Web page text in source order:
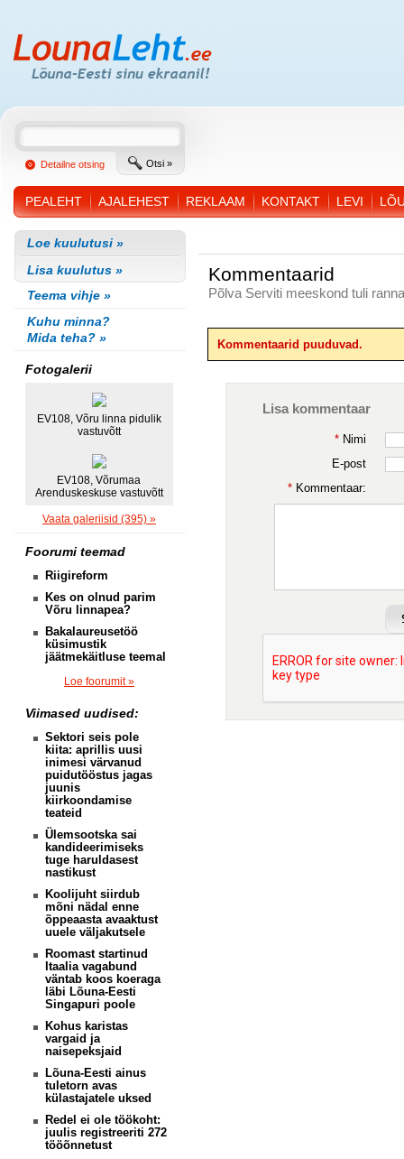
Detailne otsing Otsi »
PEALEHT AJALEHEST REKLAAM KONTAKT LEVI
Loe kuulutusi »
Lisa kuulutus »
Teema vihje »
Kuhu minna?
Mida teha? »
Fotogalerii
EV108, Võru linna pidulik
vastuvõtt
EV108, Võrumaa
Arenduskeskuse vastuvõtt
Vaata galeriisid (395) »
Foorumi teemad
Riigireform
Kes on olnud parim
Võru linnapea?
Bakalaureusetöö
küsimustik
jäätmekäitluse teemal
Loe foorumit »
Viimased uudised:
Sektori seis pole
kiita: aprillis uusi
inimesi värvanud
puidutööstus jagas
juunis
kiirkoondamise
teateid
Ülemsootska sai
kandideerimiseks
tuge haruldasest
nastikust
Koolijuht siirdub
mõni nädal enne
õppeaasta avaaktust
uuele väljakutsele
Roomast startinud
Itaalia vagabund
väntab koos koeraga
läbi Lõuna-Eesti
Singapuri poole
Kohus karistas
vargaid ja
naisepeksjaid
Lõuna-Eesti ainus
tuletorn avas
külastajatele uksed
Redel ei ole töökoht:
juulis registreeriti 272
tööõnnetust
Kommentaarid
Põlva Serviti meeskond tuli
Kommentaarid puuduvad.
Lisa kommentaar
* Nimi
E-post
* Kommentaar: